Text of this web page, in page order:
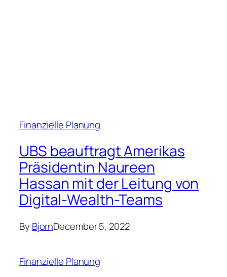
Finanzielle Planung
UBS beauftragt Amerikas
Präsidentin Naureen
Hassan mit der Leitung von
Digital-Wealth-Teams
By BjornDecember 5, 2022
Finanzielle Planung